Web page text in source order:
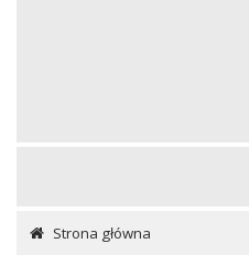
Strona główna